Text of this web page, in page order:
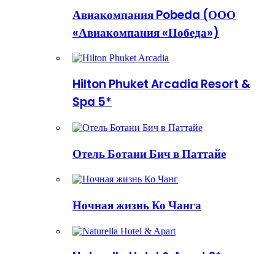
Авиакомпания Pobeda (ООО
«Авиакомпания «Победа»)
Hilton Phuket Arcadia Resort &
Spa 5*
Отель Ботани Бич в Паттайе
Ночная жизнь Ко Чанга